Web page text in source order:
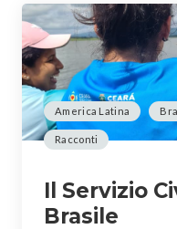
America Latina
Racconti
Il Servizio
Brasile